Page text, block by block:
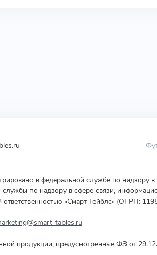
в федеральной службе по
по надзору в сфере связи,
«Смарт Тейблс» (ОГРН:
tables.ru
продукции, предусмотренные ФЗ от